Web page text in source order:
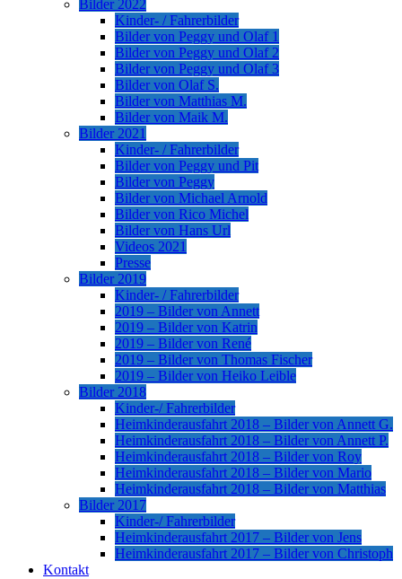
Bilder 2022
Kinder- / Fahrerbilder
Bilder von Peggy und Olaf 1
Bilder von Peggy und Olaf 2
Bilder von Peggy und Olaf 3
Bilder von Olaf S.
Bilder von Matthias M.
Bilder von Maik M.
Bilder 2021
Kinder- / Fahrerbilder
Bilder von Peggy und Pit
Bilder von Peggy
Bilder von Michael Arnold
Bilder von Rico Michel
Bilder von Hans Url
Videos 2021
Presse
Bilder 2019
Kinder- / Fahrerbilder
2019 – Bilder von Annett
2019 – Bilder von Katrin
2019 – Bilder von René
2019 – Bilder von Thomas Fischer
2019 – Bilder von Heiko Leible
Bilder 2018
Kinder-/ Fahrerbilder
Heimkinderausfahrt 2018 – Bilder von Annett G.
Heimkinderausfahrt 2018 – Bilder von Annett P.
Heimkinderausfahrt 2018 – Bilder von Roy
Heimkinderausfahrt 2018 – Bilder von Mario
Heimkinderausfahrt 2018 – Bilder von Matthias
Bilder 2017
Kinder-/ Fahrerbilder
Heimkinderausfahrt 2017 – Bilder von Jens
Heimkinderausfahrt 2017 – Bilder von Christoph
Kontakt